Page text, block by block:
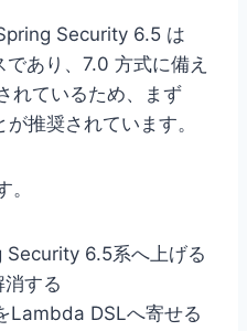
Security 6.5 は
あり、7.0 方式に備え
れているため、まず
推奨されています。
6.5系へ上げる
する
Lambda DSLへ寄せる